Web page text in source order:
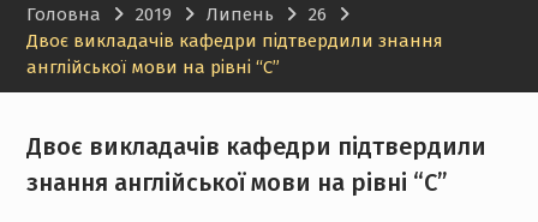
менеджменту НТУ «ХПІ»
Головна 2019 Липень
26
Двоє викладачів кафедри підтвердили знання
англійської мови на рівні “С”
Двоє викладачів кафедри підтвердили
знання англійської мови на рівні “С”